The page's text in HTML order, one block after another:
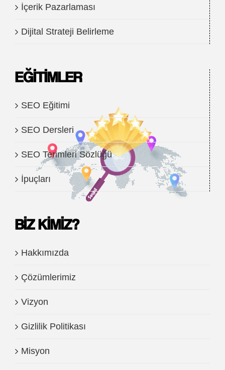
İçerik Pazarlaması
Dijital Strateji Belirleme
EĞITIMLER
SEO Eğitimi
SEO Dersleri
SEO Terimleri Sözlüğü
İpuçları
BIZ KIMIZ?
Hakkımızda
Çözümlerimiz
Vizyon
Gizlilik Politikası
Misyon